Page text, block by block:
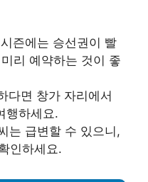
즌에는 승선권이 빨
리 예약하는 것이 좋
다면 창가 자리에서
행하세요.
는 급변할 수 있으니,
인하세요.